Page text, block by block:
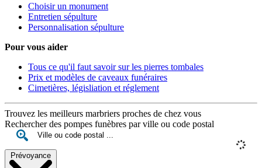
Choisir un monument
Entretien sépulture
Personnalisation sépulture
Pour vous aider
Tous ce qu'il faut savoir sur les pierres tombales
Prix et modèles de caveaux funéraires
Cimetières, législiation et réglement
Trouvez les meilleurs marbriers proches de chez vous
Rechercher des pompes funèbres par ville ou code postal
Prévoyance